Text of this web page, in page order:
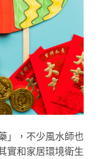
」，不少風水師也
實和家居環境衛生